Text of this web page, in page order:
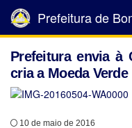
Prefeitura de
Prefeitura envia à
cria a Moeda Verde
10 de maio de 2016